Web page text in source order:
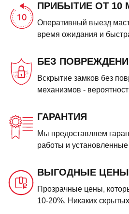
ПРИБЫТИЕ ОТ 10
Оперативный выезд
время ожидания и
БЕЗ
Вскрытие замков без
механизмов -
ГАРАНТИЯ
Мы предоставляем
работы и установленные
ВЫГОДНЫЕ ЦЕНЫ
Прозрачные цены,
10-20%. Никаких